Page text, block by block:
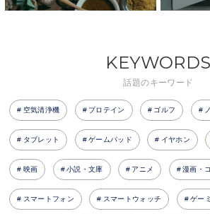
KEYWORDS
話題のキーワード
空気清浄機 プロテイン ゴルフ
タブレット ゲームパッド イヤホン
映画 小説・文庫 アニメ 漫画・
スマートフォン スマートウォッチ ゲー